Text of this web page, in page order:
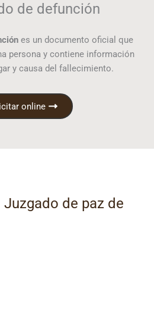
de defunción
es un documento oficial que
persona y contiene información
y causa del fallecimiento.
online
de paz de